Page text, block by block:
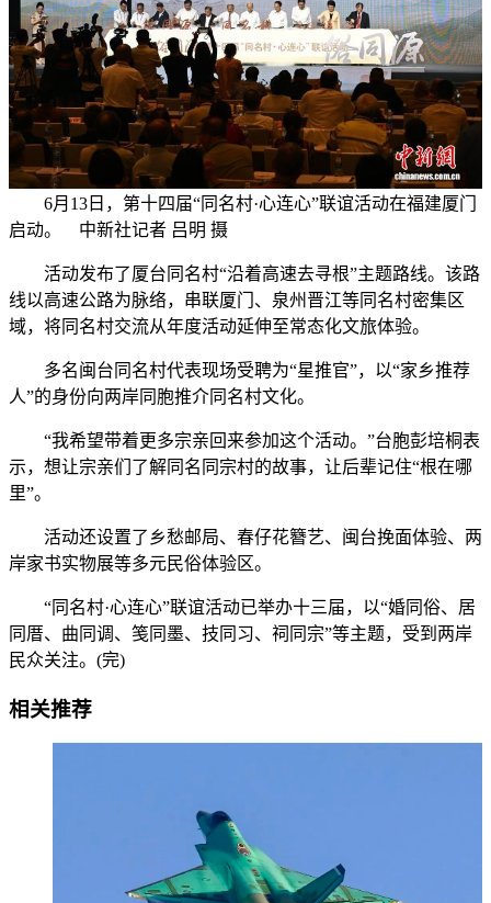
6月13日，第十四届“同名村·心连心”联谊活动在福建厦门
启动。 中新社记者 吕明 摄
活动发布了厦台同名村“沿着高速去寻根”主题路线。该路
线以高速公路为脉络，串联厦门、泉州晋江等同名村密集区
域，将同名村交流从年度活动延伸至常态化文旅体验。
多名闽台同名村代表现场受聘为“星推官”，以“家乡推荐
人”的身份向两岸同胞推介同名村文化。
“我希望带着更多宗亲回来参加这个活动。”台胞彭培桐表
示，想让宗亲们了解同名同宗村的故事，让后辈记住“根在哪
里”。
活动还设置了乡愁邮局、春仔花簪艺、闽台挽面体验、两
岸家书实物展等多元民俗体验区。
“同名村·心连心”联谊活动已举办十三届，以“婚同俗、居
同厝、曲同调、笺同墨、技同习、祠同宗”等主题，受到两岸
民众关注。(完)
相关推荐